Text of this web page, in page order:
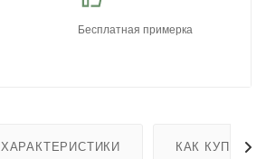
Бесплатная примерка
ХАРАКТЕРИСТИКИ КАК КУПИТЬ